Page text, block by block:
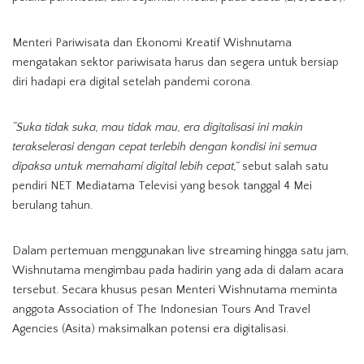
Menteri Pariwisata dan Ekonomi Kreatif Wishnutama
mengatakan sektor pariwisata harus dan segera untuk bersiap
diri hadapi era digital setelah pandemi corona.
“Suka tidak suka, mau tidak mau, era digitalisasi ini makin
terakselerasi dengan cepat terlebih dengan kondisi ini semua
dipaksa untuk memahami digital lebih cepat,”sebut salah satu
pendiri NET Mediatama Televisi yang besok tanggal 4 Mei
berulang tahun.
Dalam pertemuan menggunakan live streaming hingga satu jam,
Wishnutama mengimbau pada hadirin yang ada di dalam acara
tersebut. Secara khusus pesan Menteri Wishnutama meminta
anggota Association of The Indonesian Tours And Travel
Agencies (Asita) maksimalkan potensi era digitalisasi.